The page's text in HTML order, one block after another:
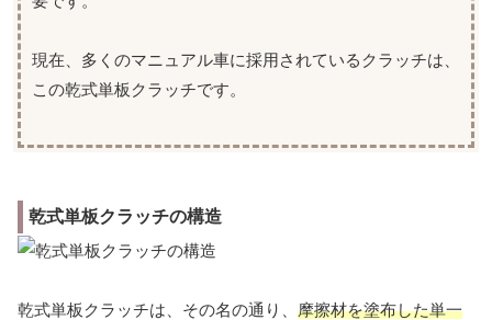
現在、多くのマニュアル車に採用されているクラッチは、
この乾式単板クラッチです。
乾式単板クラッチの構造
乾式単板クラッチは、その名の通り、 摩擦材を塗布した単一